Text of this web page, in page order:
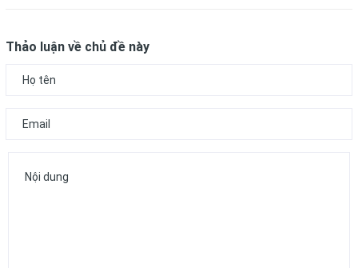
Thảo luận về chủ đề này